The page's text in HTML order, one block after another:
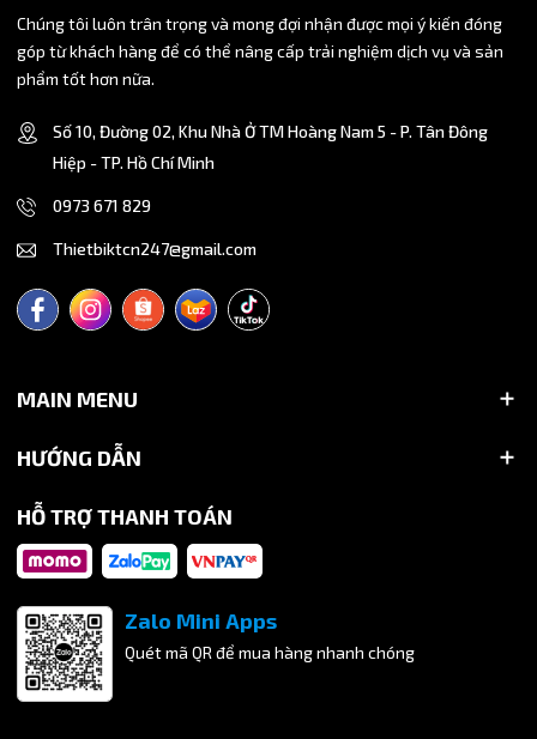
Chúng tôi luôn trân trọng và mong đợi nhận được mọi ý kiến đóng
góp từ khách hàng để có thể nâng cấp trải nghiệm dịch vụ và sản
phẩm tốt hơn nữa.
Số 10, Đường 02, Khu Nhà Ở TM Hoàng Nam 5 - P. Tân Đông
Hiệp - TP. Hồ Chí Minh
0973 671 829
Thietbiktcn247@gmail.com
MAIN MENU
HƯỚNG DẪN
HỖ TRỢ THANH TOÁN
Zalo Mini Apps
Quét mã QR để mua hàng nhanh chóng